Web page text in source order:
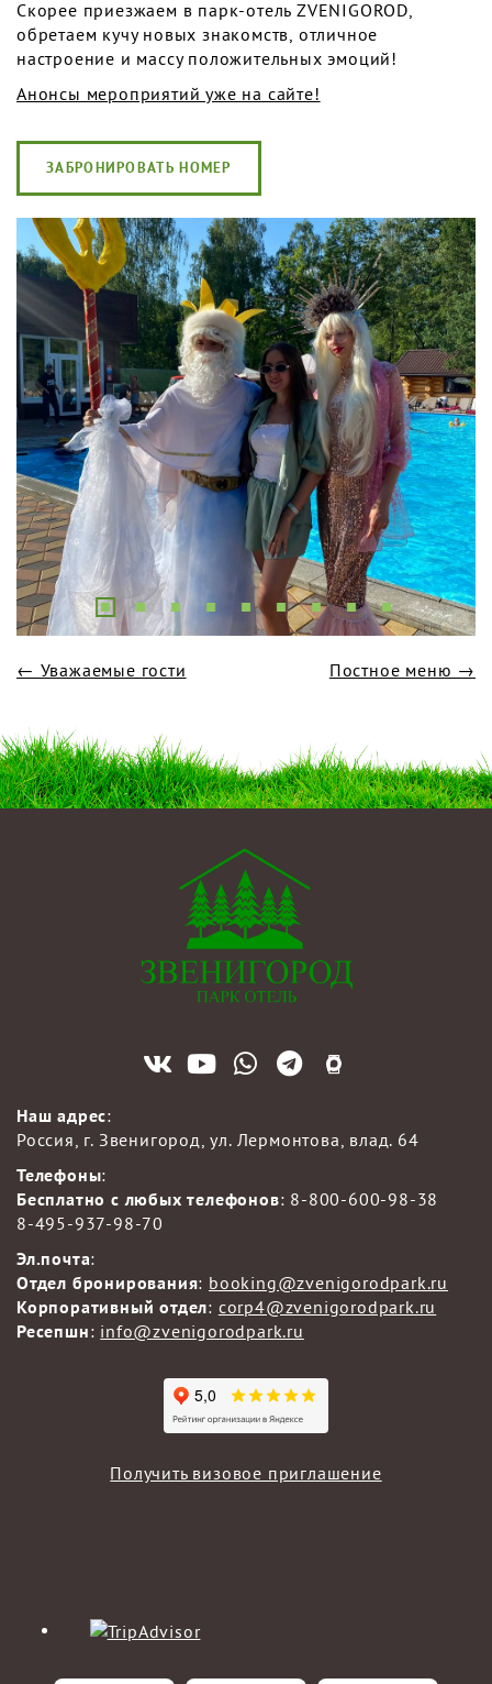
Скорее приезжаем в парк-отель ZVENIGOROD,
обретаем кучу новых знакомств, отличное
настроение и массу положительных эмоций!
Анонсы мероприятий уже на сайте!
ЗАБРОНИРОВАТЬ НОМЕР
← Уважаемые гости Постное меню →
Наш адрес:
Россия, г. Звенигород, ул. Лермонтова, влад. 64
Телефоны:
Бесплатно с любых телефонов: 8-800-600-98-38
8-495-937-98-70
Эл.почта:
Отдел бронирования: booking@zvenigorodpark.ru
Корпоративный отдел: corp4@zvenigorodpark.ru
Ресепшн: info@zvenigorodpark.ru
Получить визовое приглашение